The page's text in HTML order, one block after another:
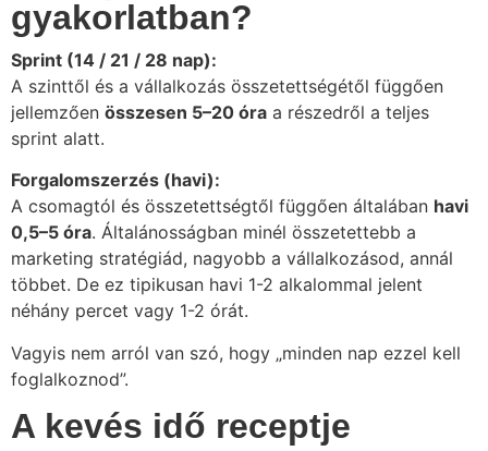
gyakorlatban?
Sprint (14 / 21 / 28 nap):
A szinttől és a vállalkozás összetettségétől függően
jellemzően összesen 5–20 óra a részedről a teljes
sprint alatt.
Forgalomszerzés (havi):
A csomagtól és összetettségtől függően általában havi
0,5–5 óra. Általánosságban minél összetettebb a
marketing stratégiád, nagyobb a vállalkozásod, annál
többet. De ez tipikusan havi 1-2 alkalommal jelent
néhány percet vagy 1-2 órát.
Vagyis nem arról van szó, hogy „minden nap ezzel kell
foglalkoznod”.
A kevés idő receptje